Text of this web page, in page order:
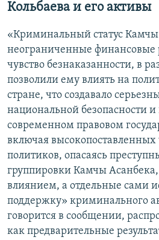
Кольбаева и его активы
«Криминальный статус
неограниченные финансовые
чувство безнаказанности, в
позволили ему влиять на
стране, что создавало
национальной безопасности и
современном правовом
включая
политиков, опасаясь
группировки Камчы Асанбека,
влиянием, а отдельные сами
поддержку» криминального
говорится в сообщении,
как предварительные